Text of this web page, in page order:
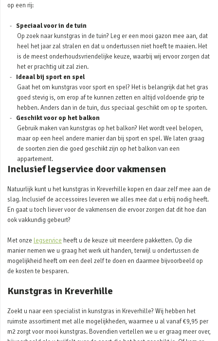
op een rij:
Speciaal voor in de tuin
Op zoek naar kunstgras in de tuin? Leg er een mooi gazon mee aan, dat
heel het jaar zal stralen en dat u ondertussen niet hoeft te maaien. Het
is de meest onderhoudsvriendelijke keuze, waarbij wij ervoor zorgen dat
het er prachtig uit zal zien.
Ideaal bij sport en spel
Gaat het om kunstgras voor sport en spel? Het is belangrijk dat het gras
goed stevig is, om erop af te kunnen zetten en altijd voldoende grip te
hebben. Anders dan in de tuin, dus speciaal geschikt om op te sporten.
Geschikt voor op het balkon
Gebruik maken van kunstgras op het balkon? Het wordt veel belopen,
maar op een heel andere manier dan bij sport en spel. We laten graag
de soorten zien die goed geschikt zijn op het balkon van een
appartement.
Inclusief legservice door vakmensen
Natuurlijk kunt u het kunstgras in Kreverhille kopen en daar zelf mee aan de
slag. Inclusief de accessoires leveren we alles mee dat u erbij nodig heeft.
En gaat u toch liever voor de vakmensen die ervoor zorgen dat dit hoe dan
ook vakkundig gebeurt?
Met onze legservice heeft u de keuze uit meerdere pakketten. Op die
manier nemen we u graag het werk uit handen, terwijl u ondertussen de
mogelijkheid heeft om een deel zelf te doen en daarmee bijvoorbeeld op
de kosten te besparen.
Kunstgras in Kreverhille
Zoekt u naar een specialist in kunstgras in Kreverhille? Wij hebben het
ruimste assortiment met alle mogelijkheden, waarmee u al vanaf €9,95 per
m2 zorgt voor mooi kunstgras. Bovendien vertellen we u er graag meer over,